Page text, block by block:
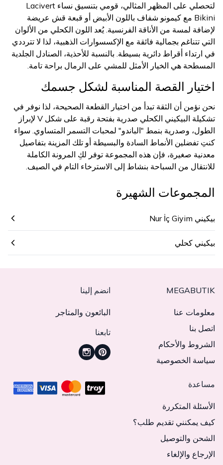
لتحصلي على المظهر المثالي، قومي بتنسيق نساء Lacivert
Bikini مع كيمونو شفاف باللون الأبيض أو قبعة قش عريضة
لإضافة لمسة من الأناقة الفرنسية. يُعد اللون الكحلي من الألوان
التي تتناغم بجمالية فائقة مع الإكسسوارات الذهبية، لذا لا تترددي
في ارتداء أقراط دائرية بسيطة. بالنسبة للأحذية، الصنادل الجلدية
المسطحة هي الخيار الأمثل للمشي على الرمال براحة تامة.
اختيار القصة المناسبة لشكل جسمك
نحن نؤمن أن الثقة تبدأ من اختيار القطعة الصحيحة، لذا نوفر في
تشكيلة البيكيني الكحلي صدرية بفتحة رقبة على شكل V لإبراز
الطول، وصدرية بنمط "الباندو" لمحبات التسمر المتساوي. سواء
كنتِ تفضلين الأنماط السادة والبسيطة أو تلك المزينة بتفاصيل
معدنية صغيرة، فإن هذه المجموعة توفر لكِ المرونة الكاملة
للانتقال من السباحة بنشاط إلى الاسترخاء التام في الصيف.
المجموعات الشهيرة
بيكيني Nur İç Giyim
بيكيني كحلي
MEGABUTIK
معلومات عنا
اتصل بنا
الشروط والأحكام
سياسة الخصوصية
انضم إلينا
البائعون والمتاجر
تابعنا
مساعدة
الأسئلة المتكررة
كيف يمكنني تقديم طلب؟
الشحن والتوصيل
الإرجاع والإلغاء